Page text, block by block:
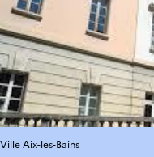
Ville Aix-les-Bains